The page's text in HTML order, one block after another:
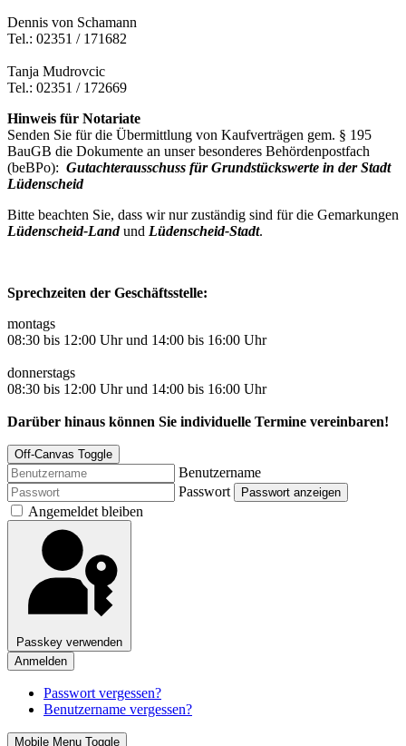
Dennis von Schamann
Tel.: 02351 / 171682
Tanja Mudrovcic
Tel.: 02351 / 172669
Hinweis für Notariate
Senden Sie für die Übermittlung von Kaufverträgen gem. § 195
BauGB die Dokumente an unser besonderes Behördenpostfach
(beBPo): Gutachterausschuss für Grundstückswerte in der Stadt
Lüdenscheid
Bitte beachten Sie, dass wir nur zuständig sind für die Gemarkungen
Lüdenscheid-Landund Lüdenscheid-Stadt.
Sprechzeiten der Geschäftsstelle:
montags
08:30 bis 12:00 Uhr und 14:00 bis 16:00 Uhr
donnerstags
08:30 bis 12:00 Uhr und 14:00 bis 16:00 Uhr
Darüber hinaus können Sie individuelle Termine vereinbaren!
Off-Canvas Toggle
Benutzername
Passwort
Passwort anzeigen
Angemeldet bleiben
Passkey verwenden
Anmelden
Passwort vergessen?
Benutzername vergessen?
Mobile Menu Toggle